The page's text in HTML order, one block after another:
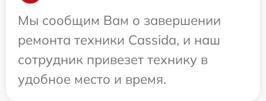
Мы сообщим Вам о завершении
ремонта техники Cassida, и наш
сотрудник привезет технику в
удобное место и время.